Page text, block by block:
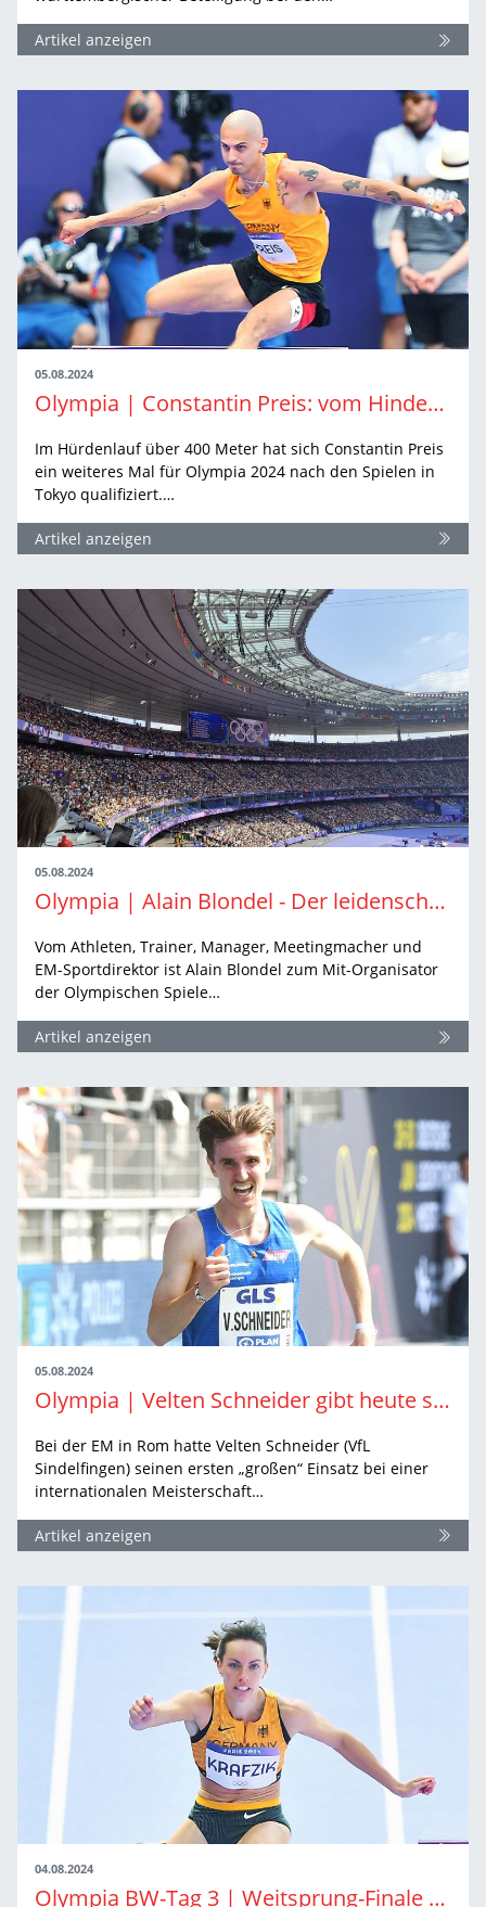
Artikel anzeigen
05.08.2024
Olympia | Constantin Preis: vom Hindernisse überspringen und dem Landen danach
Im Hürdenlauf über 400 Meter hat sich Constantin Preis
ein weiteres Mal für Olympia 2024 nach den Spielen in
Tokyo qualifiziert.…
Artikel anzeigen
05.08.2024
Olympia | Alain Blondel - Der leidenschaftliche Olympiamacher und perfekte Regisseur
Vom Athleten, Trainer, Manager, Meetingmacher und
EM-Sportdirektor ist Alain Blondel zum Mit-Organisator
der Olympischen Spiele…
Artikel anzeigen
05.08.2024
Olympia | Velten Schneider gibt heute sein Olympia-Debüt
Bei der EM in Rom hatte Velten Schneider (VfL
Sindelfingen) seinen ersten „großen“ Einsatz bei einer
internationalen Meisterschaft…
Artikel anzeigen
04.08.2024
Olympia BW-Tag 3 | Weitsprung-Finale ruft und noch Hoffnung über 400 Meter Hürden